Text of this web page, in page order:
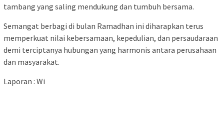
tambang yang saling mendukung dan tumbuh bersama.
Semangat berbagi di bulan Ramadhan ini diharapkan terus
memperkuat nilai kebersamaan, kepedulian, dan persaudaraan
demi terciptanya hubungan yang harmonis antara perusahaan
dan masyarakat.
Laporan : Wi